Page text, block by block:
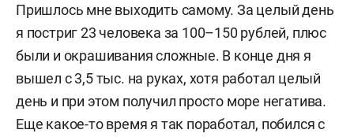
Пришлось мне выходить самому. За целый день
я постриг 23 человека за 100–150 рублей, плюс
были и окрашивания сложные. В конце дня я
вышел с 3,5 тыс. на руках, хотя работал целый
день и при этом получил просто море негатива.
Еще какое-то время я так поработал, побился с